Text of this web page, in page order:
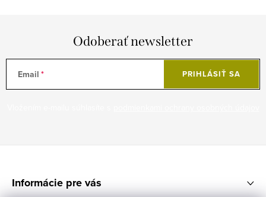
Odoberať newsletter
Email PRIHLÁSIŤ SA
Informácie pre vás